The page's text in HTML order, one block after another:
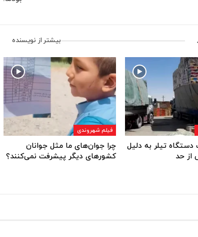
بیشتر از نویسنده
تیلر به دلیل
از حد
فیلم شهروندی
چرا جوان‌های ما مثل جوانان
کشورهای دیگر پیشرفت نمی‌کنند؟